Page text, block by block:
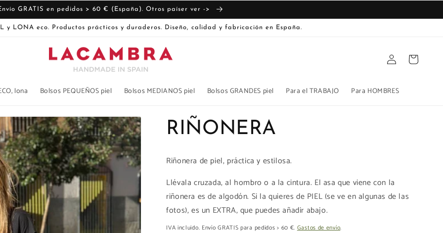
GRATIS en pedidos > 60 € (España). Otros paíser ver ->
y LONA eco. Productos prácticos y duraderos. Diseño, calidad y fabricación en España.
lona Bolsos PEQUEÑOS piel Bolsos MEDIANOS piel Bolsos GRANDES piel Para el TRABAJO Para HOMBRES
Iniciar
sesión
Carrito
RIÑONERA
Riñonera de piel, práctica y estilosa.
Llévala cruzada, al hombro o a la cintura. El asa que viene con la
riñonera es de algodón. Si la quieres de PIEL (se ve en algunas de las
fotos), es un EXTRA, que puedes añadir abajo.
IVA incluido. Envío GRATIS para pedidos > 60 €. Gastos de envío.